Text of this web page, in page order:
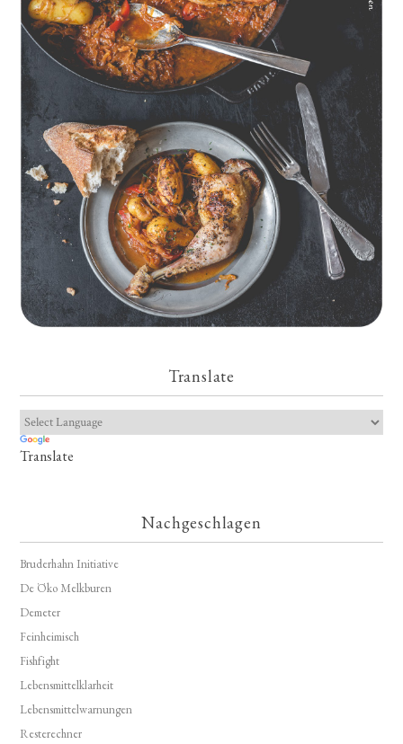
Geschmorte Hähnchenschenkel auf Paprikakraut und kleinen
Kartoffeln
Translate
Translate
Nachgeschlagen
Bruderhahn Initiative
De Öko Melkburen
Demeter
Feinheimisch
Fishfight
Lebensmittelklarheit
Lebensmittelwarnungen
Resterechner